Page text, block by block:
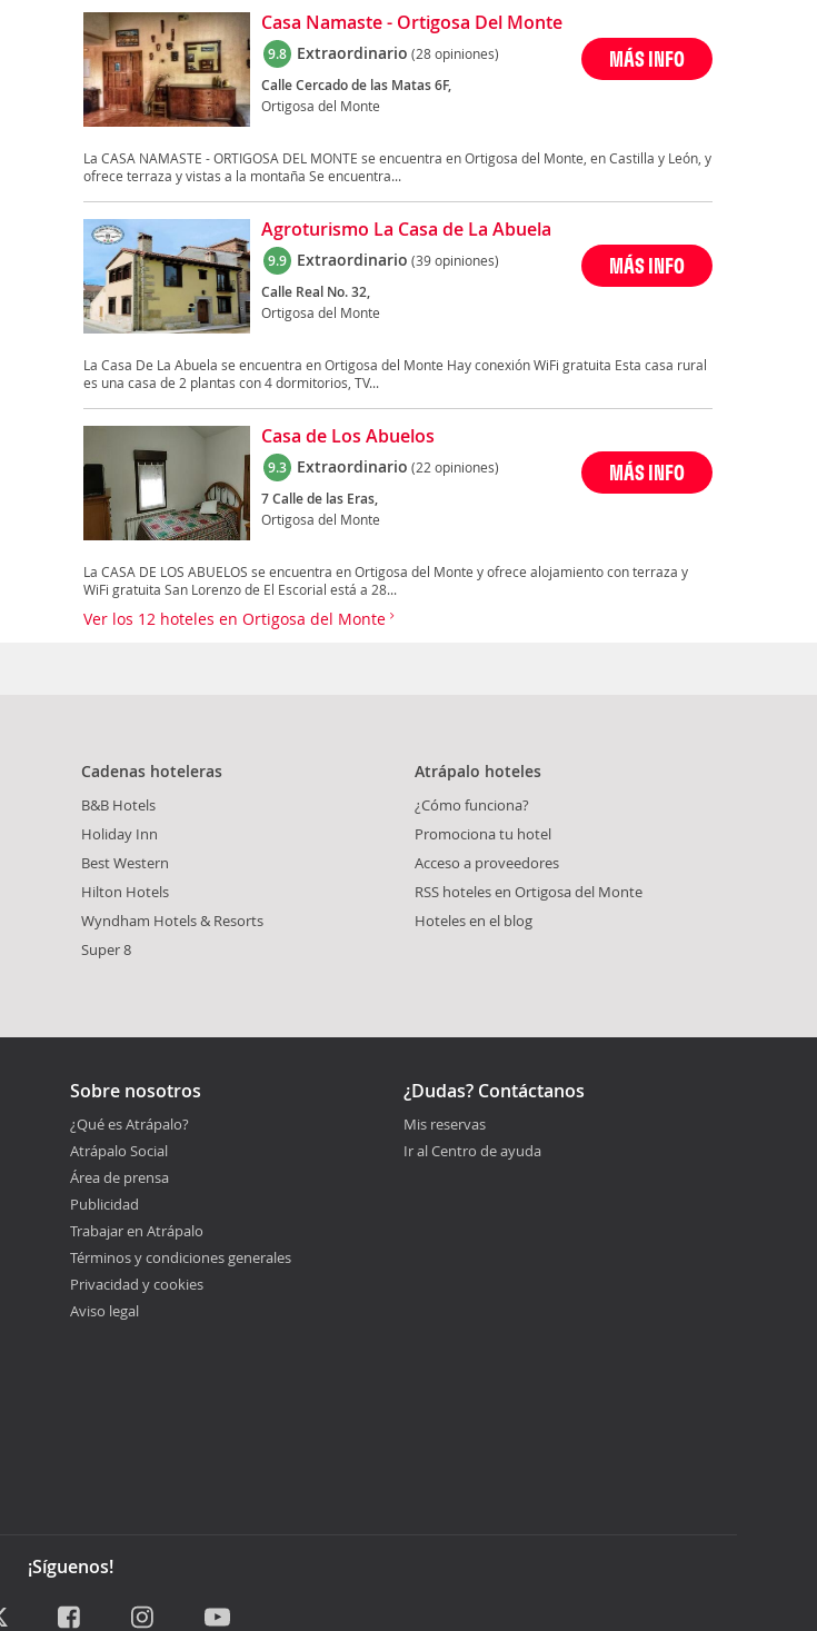
Casa Namaste - Ortigosa Del Monte
9.8 Extraordinario (28 opiniones)
Calle Cercado de las Matas 6F,
Ortigosa del Monte
MÁS INFO
La CASA NAMASTE - ORTIGOSA DEL MONTE se encuentra en Ortigosa del Monte, en Castilla y León, y
ofrece terraza y vistas a la montaña Se encuentra...
Agroturismo La Casa de La Abuela
9.9 Extraordinario (39 opiniones)
Calle Real No. 32,
Ortigosa del Monte
MÁS INFO
La Casa De La Abuela se encuentra en Ortigosa del Monte Hay conexión WiFi gratuita Esta casa rural
es una casa de 2 plantas con 4 dormitorios, TV...
Casa de Los Abuelos
9.3 Extraordinario (22 opiniones)
7 Calle de las Eras,
Ortigosa del Monte
MÁS INFO
La CASA DE LOS ABUELOS se encuentra en Ortigosa del Monte y ofrece alojamiento con terraza y
WiFi gratuita San Lorenzo de El Escorial está a 28...
Ver los 12 hoteles en Ortigosa del Monte
Cadenas hoteleras
B&B Hotels
Holiday Inn
Best Western
Hilton Hotels
Wyndham Hotels & Resorts
Super 8
Atrápalo hoteles
¿Cómo funciona?
Promociona tu hotel
Acceso a proveedores
RSS hoteles en Ortigosa del Monte
Hoteles en el blog
Sobre nosotros
¿Qué es Atrápalo?
Atrápalo Social
Área de prensa
Publicidad
Trabajar en Atrápalo
Términos y condiciones generales
Privacidad y cookies
Aviso legal
¿Dudas? Contáctanos
Mis reservas
Ir al Centro de ayuda
¡Síguenos!